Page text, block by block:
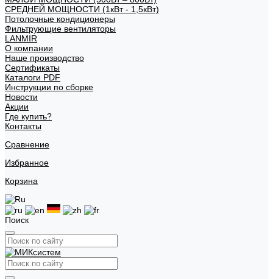
СРЕДНЕЙ МОЩНОСТИ (1кВт - 1,5кВт)
Потолочные кондиционеры
Фильтрующие вентиляторы
LANMIR
О компании
Наше производство
Сертификаты
Каталоги PDF
Инструкции по сборке
Новости
Акции
Где купить?
Контакты
Сравнение
Избранное
Корзина
Поиск